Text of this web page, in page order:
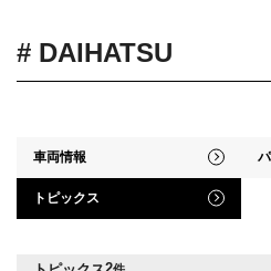
# DAIHATSU
車両情報
トピックス